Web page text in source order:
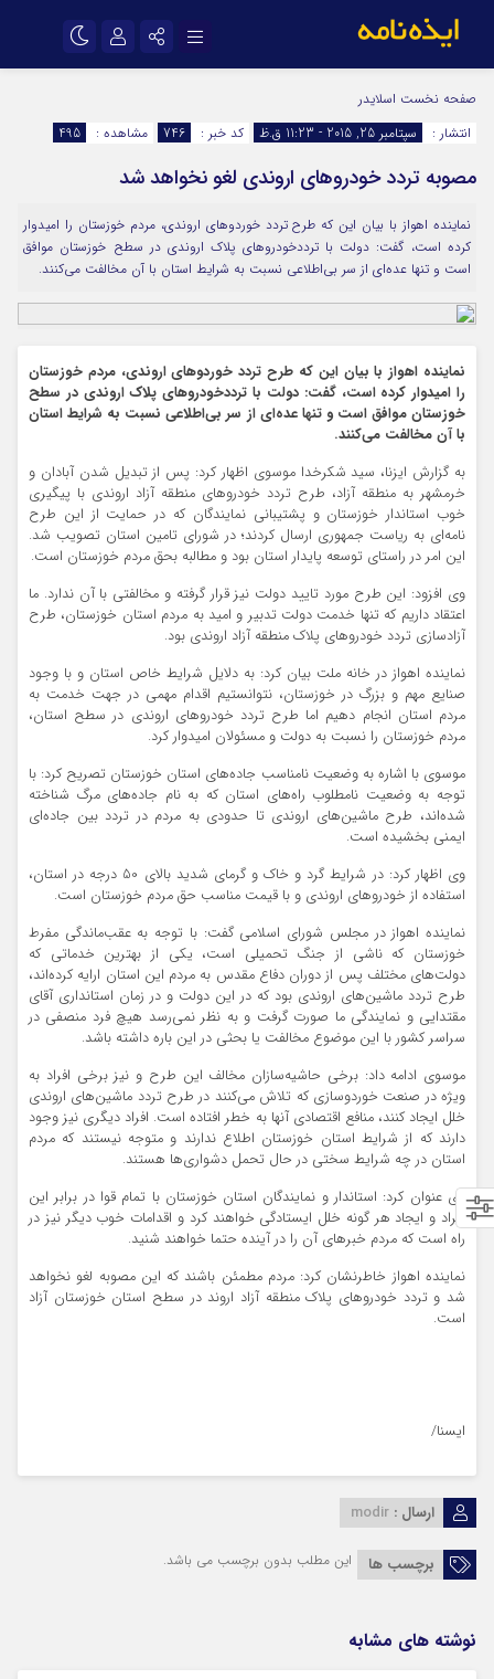
اینستاگرام
سروش
ایتا
آپارات
اپلیکیشن رمز عبور
مرا به خاطر بسپار
صفحه نخست اسلایدر
انتشار :
سپتامبر 25, 2015 - 11:23 ق.ظ کد خبر : 746 مشاهده : 495
مصوبه تردد خودروهای اروندی لغو نخواهد شد
نماینده اهواز با بیان این که طرح تردد خوردوهای اروندی، مردم خوزستان را امیدوار
کرده است، گفت: دولت با ترددخودروهای پلاک اروندی در سطح خوزستان موافق
است و تنها عده‌ای از سر بی‌اطلاعی نسبت به شرایط استان با آن مخالفت می‌کنند.
نماینده اهواز با بیان این که طرح تردد خوردوهای اروندی، مردم خوزستان
را امیدوار کرده است، گفت: دولت با ترددخودروهای پلاک اروندی در سطح
خوزستان موافق است و تنها عده‌ای از سر بی‌اطلاعی نسبت به شرایط استان
با آن مخالفت می‌کنند.
به گزارش ایزنا، سید شکرخدا موسوی اظهار کرد: پس از تبدیل شدن آبادان و
خرمشهر به منطقه آزاد، طرح تردد خودروهای منطقه آزاد اروندی با پیگیری
خوب استاندار خوزستان و پشتیبانی نمایندگان که در حمایت از این طرح
نامه‌ای به ریاست جمهوری ارسال کردند؛ در شورای تامین استان تصویب شد.
این امر در راستای توسعه پایدار استان بود و مطالبه بحق مردم خوزستان است.
وی افزود: این طرح مورد تایید دولت نیز قرار گرفته و مخالفتی با آن ندارد. ما
اعتقاد داریم که تنها خدمت دولت تدبیر و امید به مردم استان خوزستان، طرح
آزادسازی تردد خودروهای پلاک منطقه آزاد اروندی بود.
نماینده اهواز در خانه ملت بیان کرد: به دلایل شرایط خاص استان و با وجود
صنایع مهم و بزرگ در خوزستان، نتوانستیم اقدام مهمی در جهت خدمت به
مردم استان انجام دهیم اما طرح تردد خودروهای اروندی در سطح استان،
مردم خوزستان را نسبت به دولت و مسئولان امیدوار کرد.
موسوی با اشاره به وضعیت نامناسب جاده‌های استان خوزستان تصریح کرد: با
توجه به وضعیت نامطلوب راه‌های استان که به نام جاده‌های مرگ شناخته
شده‌اند، طرح ماشین‌های اروندی تا حدودی به مردم در تردد بین جاده‌ای
ایمنی بخشیده است.
وی اظهار کرد: در شرایط گرد و خاک و گرمای شدید بالای 50 درجه در استان،
استفاده از خودروهای اروندی و با قیمت مناسب حق مردم خوزستان است.
نماینده اهواز در مجلس شورای اسلامی گفت: با توجه به عقب‌ماندگی مفرط
خوزستان که ناشی از جنگ تحمیلی است، یکی از بهترین خدماتی که
دولت‌های مختلف پس از دوران دفاع مقدس به مردم این استان ارایه کرده‌اند،
طرح تردد ماشین‌های اروندی بود که در این دولت و در زمان استانداری آقای
مقتدایی و نمایندگی ما صورت گرفت و به نظر نمی‌رسد هیچ فرد منصفی در
سراسر کشور با این موضوع مخالفت یا بحثی در این باره داشته باشد.
موسوی ادامه داد: برخی حاشیه‌سازان مخالف این طرح و نیز برخی افراد به
ویژه در صنعت خوردوسازی که تلاش می‌کنند در طرح تردد ماشین‌های اروندی
خلل ایجاد کنند، منافع اقتصادی آنها به خطر افتاده است. افراد دیگری نیز وجود
دارند که از شرایط استان خوزستان اطلاع ندارند و متوجه نیستند که مردم
استان در چه شرایط سختی در حال تحمل دشواری‌ها هستند.
وی عنوان کرد: استاندار و نمایندگان استان خوزستان با تمام قوا در برابر این
افراد و ایجاد هر گونه خلل ایستادگی خواهند کرد و اقدامات خوب دیگر نیز در
راه است که مردم خبرهای آن را در آینده حتما خواهند شنید.
نماینده اهواز خاطرنشان کرد: مردم مطمئن باشند که این مصوبه لغو نخواهد
شد و تردد خودروهای پلاک منطقه آزاد اروند در سطح استان خوزستان آزاد
است.
ایسنا/
ارسال : modir
برچسب ها این مطلب بدون برچسب می باشد.
نوشته های مشابه